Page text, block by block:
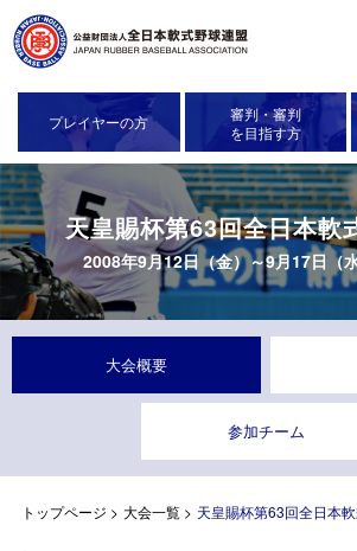
プレイヤーの方
審判・審判
を目指す方
天皇賜杯第63回全日本軟
2008年9月12日（金）～9月17日（
大会概要
参加チーム
トップページ > 大会一覧> 天皇賜杯第63回全日本